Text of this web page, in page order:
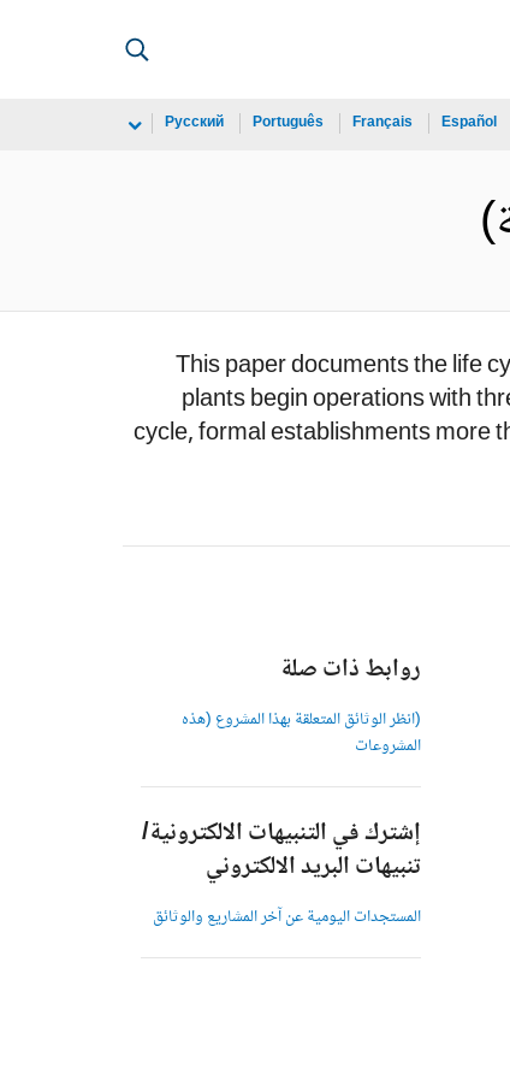
Español
Français
Português
Русский
This paper documents the life
plants begin operations with
cycle, formal establishments more
روابط ذات صلة
(انظر الوثائق المتعلقة بهذا المشروع (هذه
المشروعات
إشترك في التنبيهات الالكترونية/
تنبيهات البريد الالكتروني
المستجدات اليومية عن آخر المشاريع والوثائق